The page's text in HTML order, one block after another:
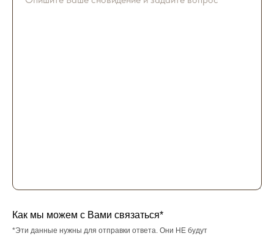
Как мы можем с Вами связаться*
*Эти данные нужны для отправки ответа. Они НЕ будут